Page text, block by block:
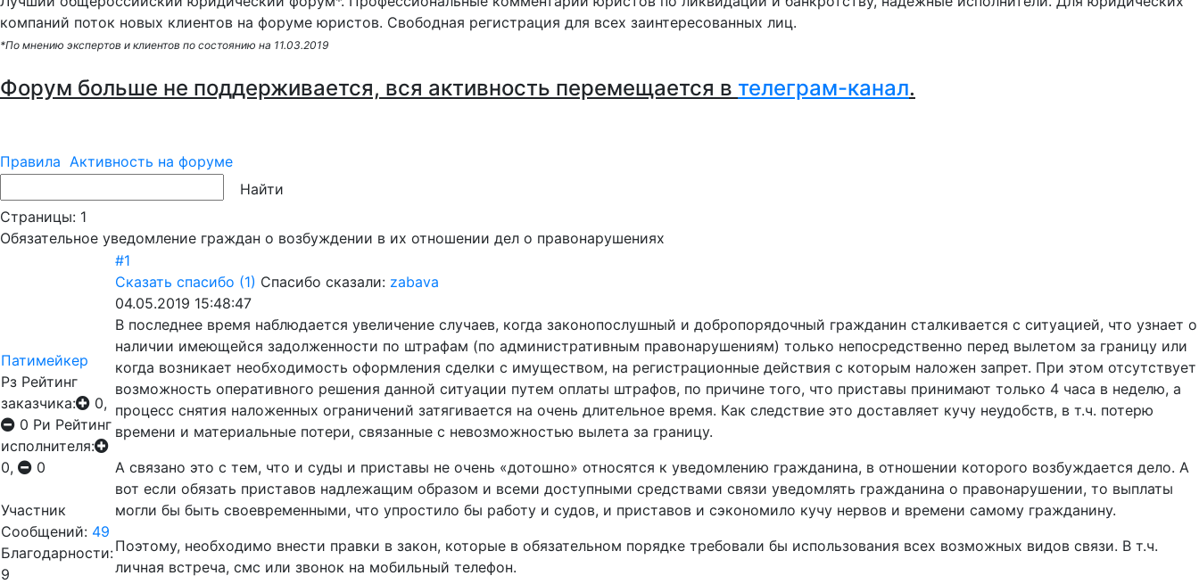
компаний поток новых клиентов на форуме юристов. Свободная регистрация для всех заинтересованных лиц.
*По мнению экспертов и клиентов по состоянию на 11.03.2019
Форум больше не поддерживается, вся активность перемещается в телеграм-канал.
Правила Активность на форуме
Страницы: 1
Обязательное уведомление граждан о возбуждении в их отношении дел о правонарушениях
Патимейкер
Рз Рейтинг
заказчика:
0,
0 Ри Рейтинг
исполнителя:
0,
0
Участник
Сообщений: 49
Благодарности:
9
#1
Сказать спасибо (1) Спасибо сказали: zabava
04.05.2019 15:48:47
В последнее время наблюдается увеличение случаев, когда законопослушный и добропорядочный гражданин сталкивается с ситуацией, что узнает о
наличии имеющейся задолженности по штрафам (по административным правонарушениям) только непосредственно перед вылетом за границу или
когда возникает необходимость оформления сделки с имуществом, на регистрационные действия с которым наложен запрет. При этом отсутствует
возможность оперативного решения данной ситуации путем оплаты штрафов, по причине того, что приставы принимают только 4 часа в неделю, а
процесс снятия наложенных ограничений затягивается на очень длительное время. Как следствие это доставляет кучу неудобств, в т.ч. потерю
времени и материальные потери, связанные с невозможностью вылета за границу.
А связано это с тем, что и суды и приставы не очень «дотошно» относятся к уведомлению гражданина, в отношении которого возбуждается дело. А
вот если обязать приставов надлежащим образом и всеми доступными средствами связи уведомлять гражданина о правонарушении, то выплаты
могли бы быть своевременными, что упростило бы работу и судов, и приставов и сэкономило кучу нервов и времени самому гражданину.
Поэтому, необходимо внести правки в закон, которые в обязательном порядке требовали бы использования всех возможных видов связи. В т.ч.
личная встреча, смс или звонок на мобильный телефон.